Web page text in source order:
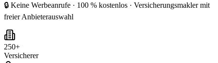
🔒 Keine Werbeanrufe · 100 % kostenlos · Versicherungsmakler mit
freier Anbieterauswahl
250+
Versicherer